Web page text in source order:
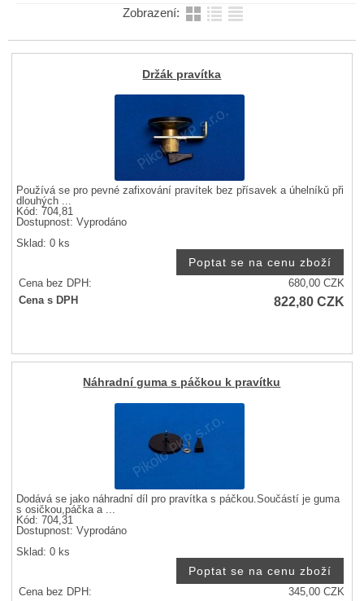
Zobrazení:
Držák pravítka
Používá se pro pevné zafixování pravítek bez přísavek a úhelníků při
dlouhých ...
Kód: 704,81
Dostupnost:Vyprodáno
Sklad: 0 ks
Cena bez DPH: 680,00CZK
Cena s DPH
822,80CZK
Náhradní guma s páčkou k pravítku
Dodává se jako náhradní díl pro pravítka s páčkou.Součástí je guma
s osičkou,páčka a ...
Kód: 704,31
Dostupnost:Vyprodáno
Sklad: 0 ks
Cena bez DPH: 345,00CZK